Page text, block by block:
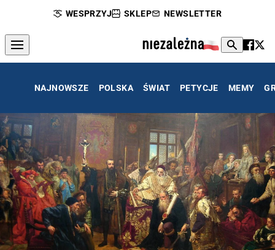
WESPRZYJ SKLEP NEWSLETTER
NAJNOWSZE POLSKA ŚWIAT PETYCJE MEMY